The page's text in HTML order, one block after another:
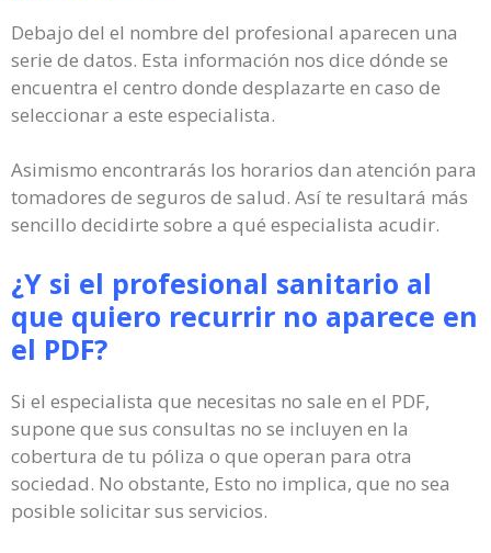
Debajo del el nombre del profesional aparecen una
serie de datos. Esta información nos dice dónde se
encuentra el centro donde desplazarte en caso de
seleccionar a este especialista.
Asimismo encontrarás los horarios dan atención para
tomadores de seguros de salud. Así te resultará más
sencillo decidirte sobre a qué especialista acudir.
¿Y si el profesional sanitario al
que quiero recurrir no aparece en
el PDF?
Si el especialista que necesitas no sale en el PDF,
supone que sus consultas no se incluyen en la
cobertura de tu póliza o que operan para otra
sociedad. No obstante, Esto no implica, que no sea
posible solicitar sus servicios.